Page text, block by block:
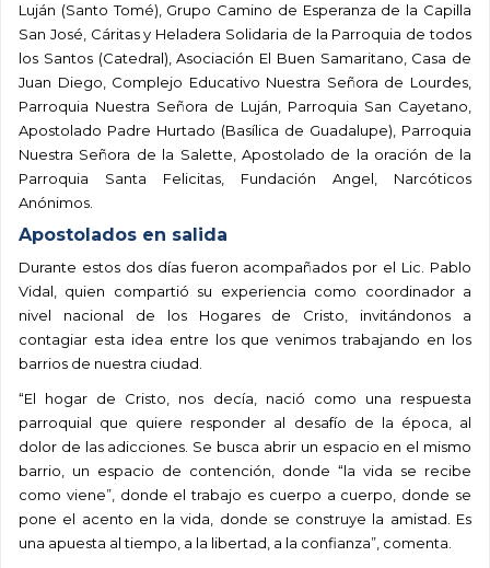
Luján (Santo Tomé), Grupo Camino de Esperanza de la Capilla
San José, Cáritas y Heladera Solidaria de la Parroquia de todos
los Santos (Catedral), Asociación El Buen Samaritano, Casa de
Juan Diego, Complejo Educativo Nuestra Señora de Lourdes,
Parroquia Nuestra Señora de Luján, Parroquia San Cayetano,
Apostolado Padre Hurtado (Basílica de Guadalupe), Parroquia
Nuestra Señora de la Salette, Apostolado de la oración de la
Parroquia Santa Felicitas, Fundación Angel, Narcóticos
Anónimos.
Apostolados en salida
Durante estos dos días fueron acompañados por el Lic. Pablo
Vidal, quien compartió su experiencia como coordinador a
nivel nacional de los Hogares de Cristo, invitándonos a
contagiar esta idea entre los que venimos trabajando en los
barrios de nuestra ciudad.
“El hogar de Cristo, nos decía, nació como una respuesta
parroquial que quiere responder al desafío de la época, al
dolor de las adicciones. Se busca abrir un espacio en el mismo
barrio, un espacio de contención, donde “la vida se recibe
como viene”, donde el trabajo es cuerpo a cuerpo, donde se
pone el acento en la vida, donde se construye la amistad. Es
una apuesta al tiempo, a la libertad, a la confianza”, comenta.